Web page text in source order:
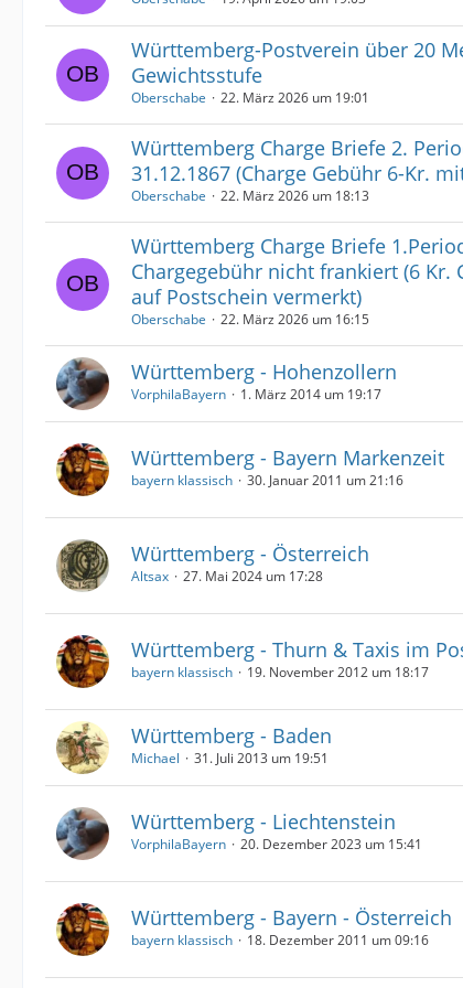
Württemberg-Postverein über 20
Gewichtsstufe
Oberschabe 22. März 2026 um 19:01
Württemberg Charge Briefe 2.
31.12.1867 (Charge Gebühr 6-Kr.
Oberschabe 22. März 2026 um 18:13
Württemberg Charge Briefe
Chargegebühr nicht frankiert (6 Kr.
auf Postschein vermerkt)
Oberschabe 22. März 2026 um 16:15
Württemberg - Hohenzollern
VorphilaBayern 1. März 2014 um 19:17
Württemberg - Bayern Markenzeit
bayern klassisch 30. Januar 2011 um 21:16
Württemberg - Österreich
Altsax 27. Mai 2024 um 17:28
Württemberg - Thurn & Taxis im
bayern klassisch 19. November 2012 um 18:17
Württemberg - Baden
Michael 31. Juli 2013 um 19:51
Württemberg - Liechtenstein
VorphilaBayern 20. Dezember 2023 um 15:41
Württemberg - Bayern - Österreich
bayern klassisch 18. Dezember 2011 um 09:16